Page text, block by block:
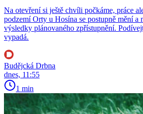
Na otevření si ještě chvíli počkáme, práce
podzemí Orty u Hosína se postupně mění a
výsledky plánovaného zpřístupnění.
vypadá.
Budějcká Drbna
dnes, 11:55
1 min